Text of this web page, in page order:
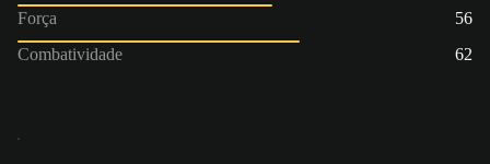
Força
56
Combatividade
62